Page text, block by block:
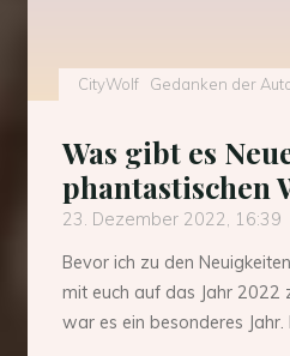
CityWolf Gedanken der
Was gibt es
phantastischen
23. Dezember 2022, 16:39
Bevor ich zu den
mit euch auf das Jahr 2022
war es ein besonderes Jahr.